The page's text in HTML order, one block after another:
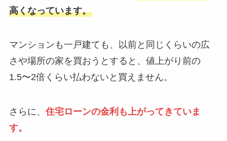
高くなっています。
マンションも一戸建ても、以前と同じくらいの広
さや場所の家を買おうとすると、値上がり前の
1.5〜2倍くらい払わないと買えません。
さらに、 住宅ローンの金利も上がってきていま
す。